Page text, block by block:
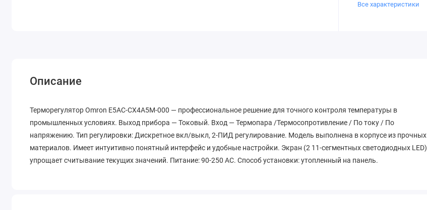
Все характеристики
Описание
Терморегулятор Omron E5AC-CX4A5M-000 — профессиональное решение для точного контроля температуры в
промышленных условиях. Выход прибора — Токовый. Вход — Термопара /Термосопротивление / По току / По
напряжению. Тип регулировки: Дискретное вкл/выкл, 2-ПИД регулирование. Модель выполнена в корпусе из прочных
материалов. Имеет интуитивно понятный интерфейс и удобные настройки. Экран (2 11-сегментных светодиодных LED)
упрощает считывание текущих значений. Питание: 90-250 AC. Способ установки: утопленный на панель.